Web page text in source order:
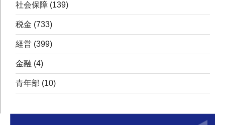
社会保障 (139)
税金 (733)
経営 (399)
金融 (4)
青年部 (10)